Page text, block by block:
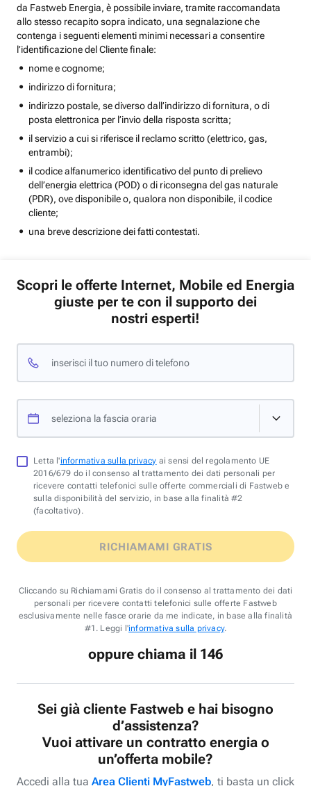
da Fastweb Energia, è possibile inviare, tramite raccomandata
allo stesso recapito sopra indicato, una segnalazione che
contenga i seguenti elementi minimi necessari a consentire
l’identificazione del Cliente finale:
nome e cognome;
indirizzo di fornitura;
indirizzo postale, se diverso dall’indirizzo di fornitura, o di
posta elettronica per l’invio della risposta scritta;
il servizio a cui si riferisce il reclamo scritto (elettrico, gas,
entrambi);
il codice alfanumerico identificativo del punto di prelievo
dell’energia elettrica (POD) o di riconsegna del gas naturale
(PDR), ove disponibile o, qualora non disponibile, il codice
cliente;
una breve descrizione dei fatti contestati.
Scopri le offerte Internet, Mobile ed Energia
giuste per te con il supporto dei
nostri esperti!
inserisci il tuo numero di telefono
seleziona la fascia oraria
Letta l'informativa sulla privacy ai sensi del regolamento UE
2016/679 do il consenso al trattamento dei dati personali per
ricevere contatti telefonici sulle offerte commerciali di Fastweb e
sulla disponibilità del servizio, in base alla finalità #2
(facoltativo).
RICHIAMAMI GRATIS
Cliccando su Richiamami Gratis do il consenso al trattamento dei dati
personali per ricevere contatti telefonici sulle offerte Fastweb
esclusivamente nelle fasce orarie da me indicate, in base alla finalità
#1. Leggi l'informativa sulla privacy.
oppure chiama il 146
Sei già cliente Fastweb e hai bisogno
d’assistenza?
Vuoi attivare un contratto energia o
un’offerta mobile?
Accedi alla tua Area Clienti MyFastweb, ti basta un click